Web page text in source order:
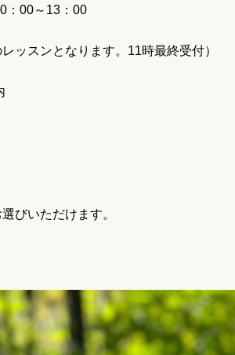
：00～13：00
ンとなります。11時最終受付）
びいただけます。